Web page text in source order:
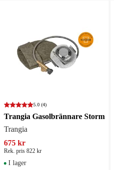
5.0 (4)
Trangia Gasolbrännare Storm
Trangia
675 kr
Rek. pris 822 kr
I lager